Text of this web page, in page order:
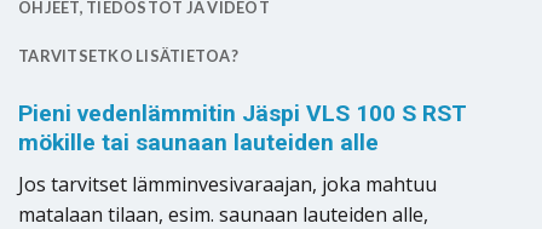
OHJEET, TIEDOSTOT JA VIDEOT
TARVITSETKO LISÄTIETOA?
Pieni vedenlämmitin Jäspi VLS 100 S RST
mökille tai saunaan lauteiden alle
Jos tarvitset lämminvesivaraajan, joka mahtuu
matalaan tilaan, esim. saunaan lauteiden alle,